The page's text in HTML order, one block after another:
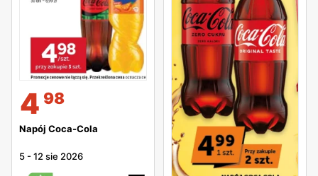
4 98
Napój Coca-Cola
5 -12 sie 2026